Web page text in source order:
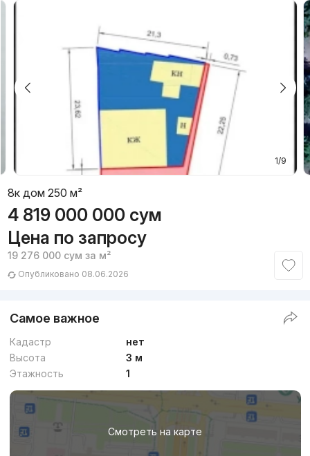
1/9
8к дом 250 м²
4 819 000 000 сум
Цена по запросу
19 276 000 сум за м²
Опубликовано 08.06.2026
Самое важное
Кадастр
нет
Высота
3 м
Этажность
1
Смотреть на карте